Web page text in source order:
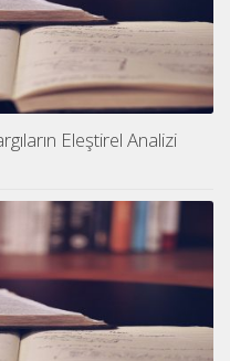
Eleştirel Analizi